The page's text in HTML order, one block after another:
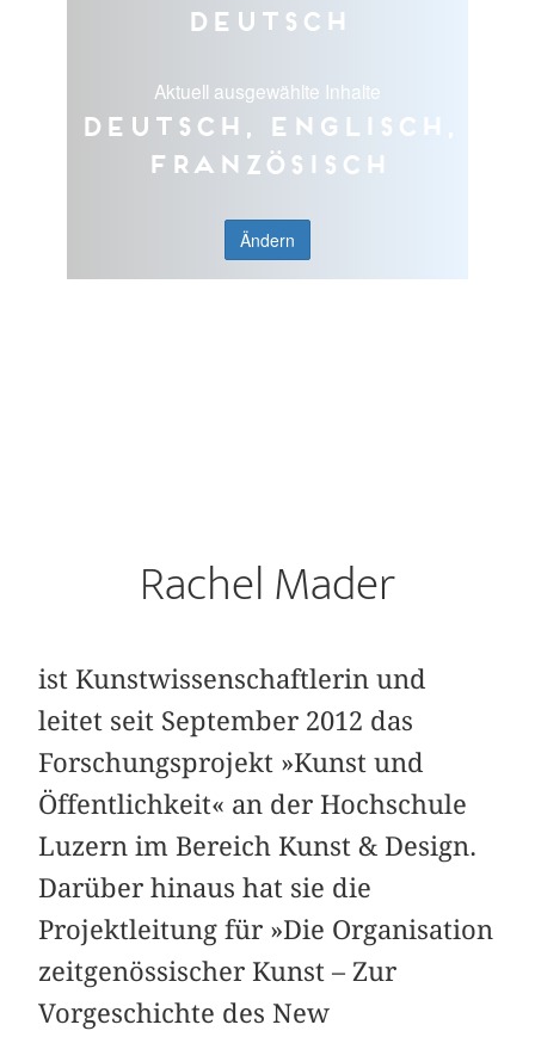
Deutsch
Aktuell ausgewählte Inhalte
Deutsch, Englisch,
Französisch
Ändern
Rachel Mader
ist Kunstwissenschaftlerin und
leitet seit September 2012 das
Forschungsprojekt »Kunst und
Öffentlichkeit« an der Hochschule
Luzern im Bereich Kunst & Design.
Darüber hinaus hat sie die
Projektleitung für »Die Organisation
zeitgenössischer Kunst – Zur
Vorgeschichte des New